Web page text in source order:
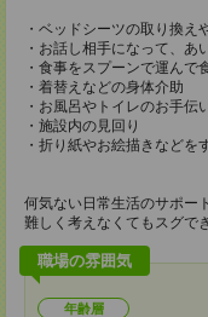
・ベッドシーツの取り換え
・お話し相手になって、あ
・食事をスプーンで運んで
・着替えなどの身体介助
・お風呂やトイレのお手伝
・施設内の見回り
・折り紙やお絵描きなどを
何気ない日常生活のサポー
難しく考えなくてもスグで
職場の雰囲気
年齢層